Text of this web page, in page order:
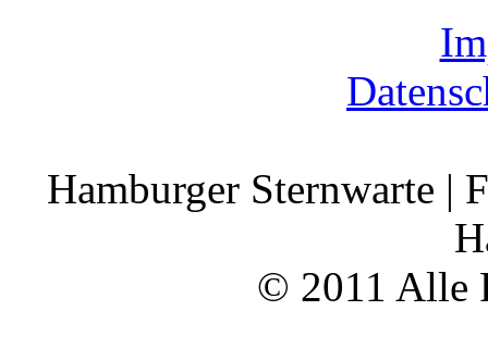
Hamburger Sternwarte |
© 2011 Alle